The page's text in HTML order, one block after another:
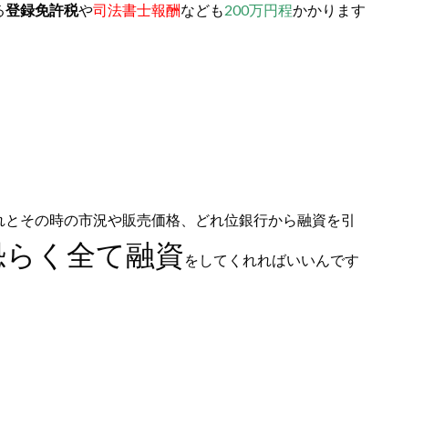
登録免許税や司法書士報酬なども200万円程かかります
その時の市況や販売価格、どれ位銀行から融資を引
く全て融資 をしてくれればいいんです